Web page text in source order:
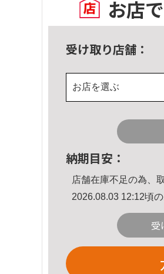
お店
受け取り店舗：
お店を選ぶ
納期目安：
店舗在庫不足の為、
2026.08.03 12:12頃
受